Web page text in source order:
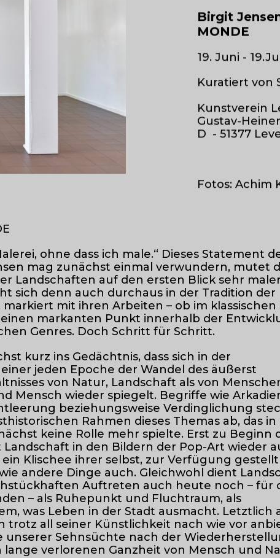
Birgit
MONDE
19. Juni -
Kuratiert von
Kunstverein
Gustav-
D - 51377
Fotos: Achim
ohne dass ich male.“ Dieses Statement
mag zunächst einmal verwundern, mutet
Landschaften auf den ersten Blick sehr
sich denn auch durchaus in der Tradition der
mit ihren Arbeiten – ob im klassischen
markanten Punkt innerhalb der
Genres. Doch Schritt für Schritt.
kurz ins Gedächtnis, dass sich in der
jeden Epoche der Wandel des äußerst
von Natur, Landschaft als von
Mensch wieder spiegelt. Begriffe wie
beziehungsweise Verdinglichung
Rahmen dieses Themas ab, das in
keine Rolle mehr spielte. Erst zu Beginn
in den Bildern der Pop-Art wieder
Klischee ihrer selbst, zur Verfügung
andere Dinge auch. Gleichwohl dient
Auftreten auch heute noch – für
– als Ruhepunkt und Fluchtraum, als
was Leben in der Stadt ausmacht. Letztlich
trotz all seiner Künstlichkeit nach wie vor
unserer Sehnsüchte nach der
lange verlorenen Ganzheit von Mensch und